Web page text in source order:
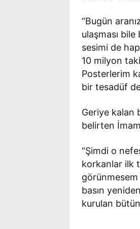
“Bugün
ulaşması
sesimi de
10 milyon
Posterlerim
bir tesadüf
Geriye kalan
belirten
“Şimdi o
korkanlar ilk
basın
kurulan